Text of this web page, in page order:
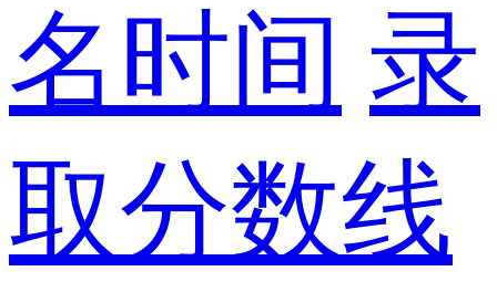
名时间 录
取分数线